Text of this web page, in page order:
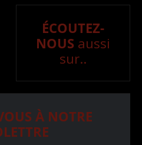
ÉCOUTEZ-
NOUS aussi
sur..
À NOTRE